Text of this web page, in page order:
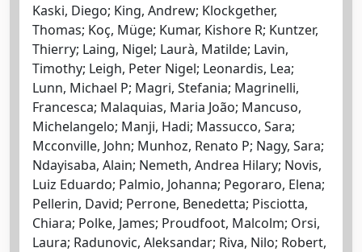
Kaski, Diego; King, Andrew; Klockgether,
Thomas; Koç, Müge; Kumar, Kishore R; Kuntzer,
Thierry; Laing, Nigel; Laurà, Matilde; Lavin,
Timothy; Leigh, Peter Nigel; Leonardis, Lea;
Lunn, Michael P; Magri, Stefania; Magrinelli,
Francesca; Malaquias, Maria João; Mancuso,
Michelangelo; Manji, Hadi; Massucco, Sara;
Mcconville, John; Munhoz, Renato P; Nagy, Sara;
Ndayisaba, Alain; Nemeth, Andrea Hilary; Novis,
Luiz Eduardo; Palmio, Johanna; Pegoraro, Elena;
Pellerin, David; Perrone, Benedetta; Pisciotta,
Chiara; Polke, James; Proudfoot, Malcolm; Orsi,
Laura; Radunovic, Aleksandar; Riva, Nilo; Robert,